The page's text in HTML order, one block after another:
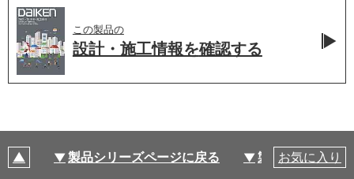
この製品の
設計・施工情報を確認する
製品シリーズページに戻る 製品仕様
お気に入り